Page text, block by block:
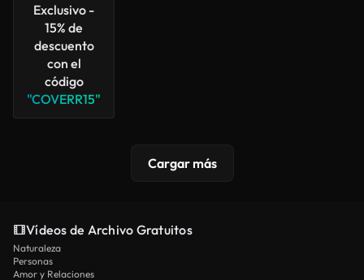
Exclusivo -
15% de
descuento
con el
código
"COVERR15"
Cargar más
Vídeos de Archivo Gratuitos
Naturaleza
Personas
Amor y Relaciones